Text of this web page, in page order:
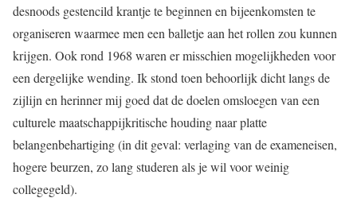
desnoods gestencild krantje te beginnen en bijeenkomsten te
organiseren waarmee men een balletje aan het rollen zou kunnen
krijgen. Ook rond 1968 waren er misschien mogelijkheden voor
een dergelijke wending. Ik stond toen behoorlijk dicht langs de
zijlijn en herinner mij goed dat de doelen omsloegen van een
culturele maatschappijkritische houding naar platte
belangenbehartiging (in dit geval: verlaging van de exameneisen,
hogere beurzen, zo lang studeren als je wil voor weinig
collegegeld).